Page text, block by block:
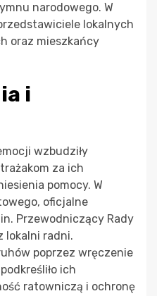
narodowego. W
lokalnych
oraz mieszkańcy
i
wzbudziły
za ich
pomocy. W
oficjalne
Przewodniczący Rady
lokalni radni.
poprzez wręczenie
ich
ratowniczą i ochronę